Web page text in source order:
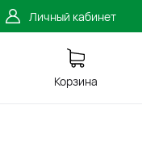
Личный кабинет
Корзина